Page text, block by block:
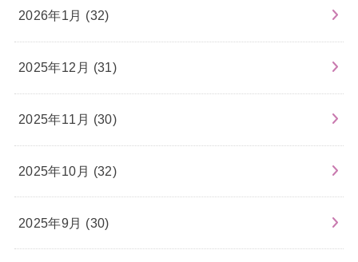
2026年1月 (32)
2025年12月 (31)
2025年11月 (30)
2025年10月 (32)
2025年9月 (30)